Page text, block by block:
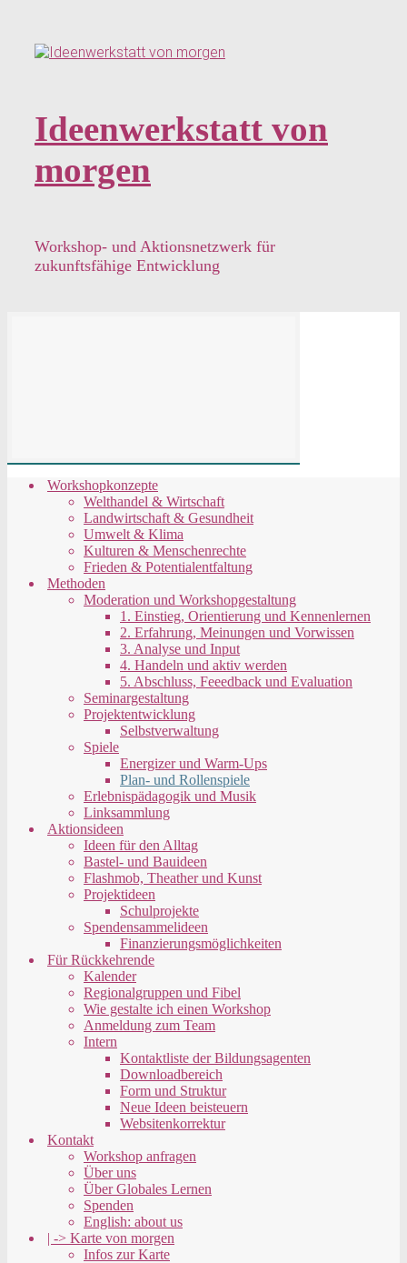
springen
Ideenwerkstatt von
morgen
Workshop- und Aktionsnetzwerk für
zukunftsfähige Entwicklung
Workshopkonzepte
Welthandel & Wirtschaft
Landwirtschaft & Gesundheit
Umwelt & Klima
Kulturen & Menschenrechte
Frieden & Potentialentfaltung
Methoden
Moderation und Workshopgestaltung
1. Einstieg, Orientierung und Kennenlernen
2. Erfahrung, Meinungen und Vorwissen
3. Analyse und Input
4. Handeln und aktiv werden
5. Abschluss, Feeedback und Evaluation
Seminargestaltung
Projektentwicklung
Selbstverwaltung
Spiele
Energizer und Warm-Ups
Plan- und Rollenspiele
Erlebnispädagogik und Musik
Linksammlung
Aktionsideen
Ideen für den Alltag
Bastel- und Bauideen
Flashmob, Theather und Kunst
Projektideen
Schulprojekte
Spendensammelideen
Finanzierungsmöglichkeiten
Für Rückkehrende
Kalender
Regionalgruppen und Fibel
Wie gestalte ich einen Workshop
Anmeldung zum Team
Intern
Kontaktliste der Bildungsagenten
Downloadbereich
Form und Struktur
Neue Ideen beisteuern
Websitenkorrektur
Kontakt
Workshop anfragen
Über uns
Über Globales Lernen
Spenden
English: about us
| -> Karte von morgen
Infos zur Karte